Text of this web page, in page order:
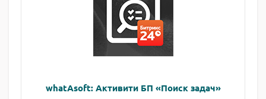
whatAsoft: Активити БП «Поиск задач»